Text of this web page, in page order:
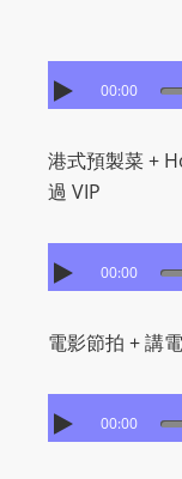
00:00
港式預製菜 +
過 VIP
00:00
電影節拍 + 講
00:00